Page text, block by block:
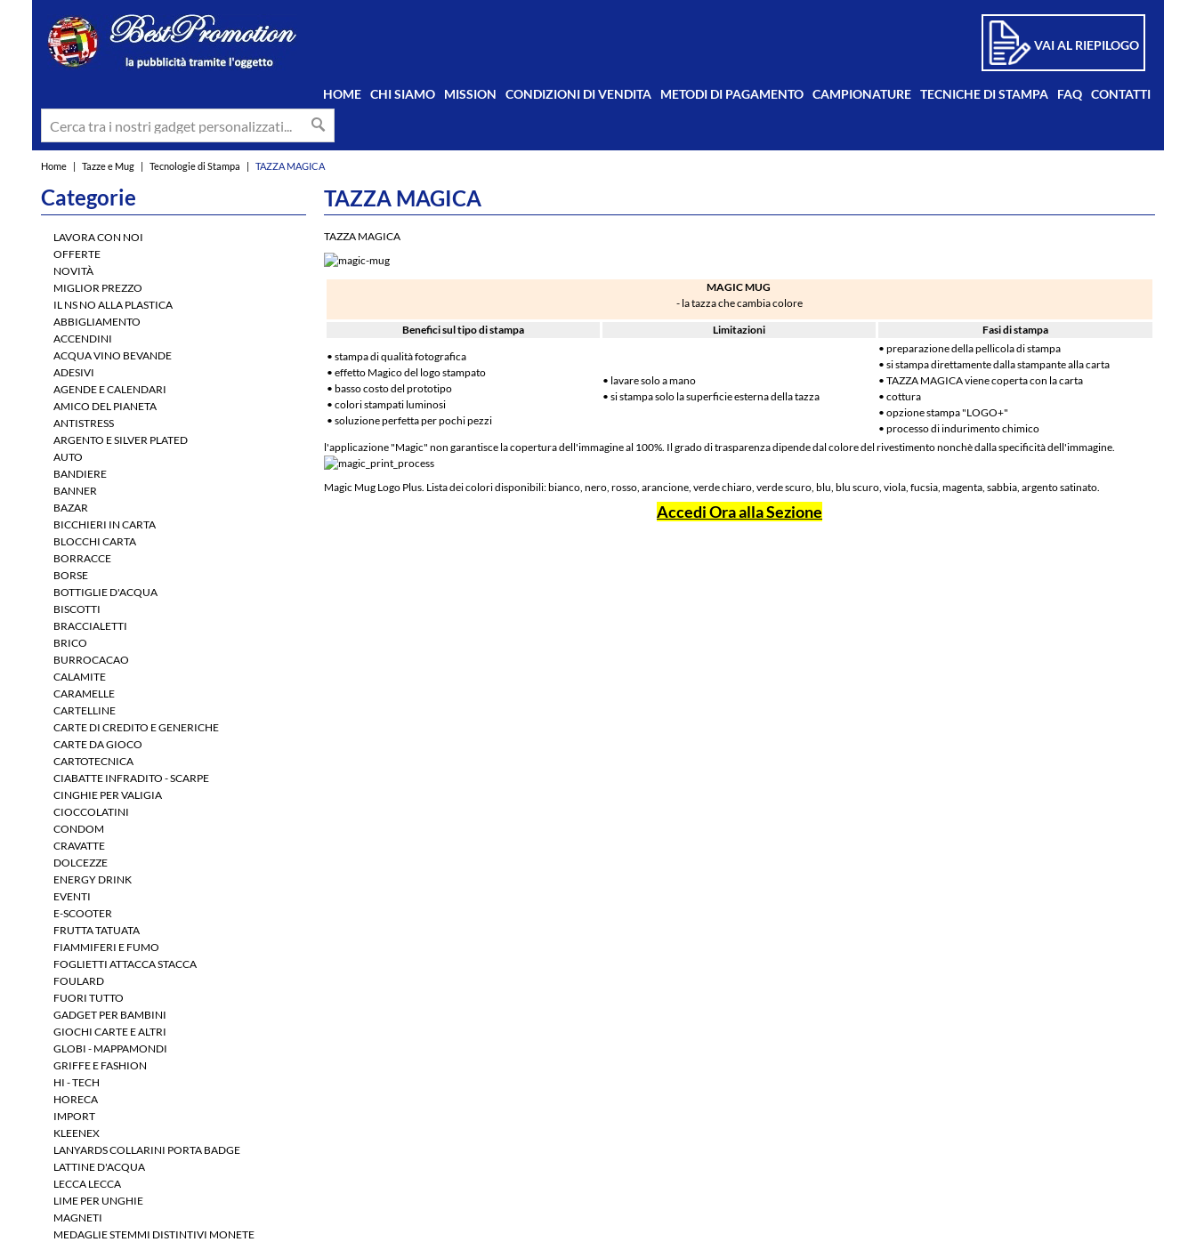
VAI AL RIEPILOGO
HOME CHI SIAMO MISSION CONDIZIONI DI VENDITA METODI DI PAGAMENTO CAMPIONATURE TECNICHE DI STAMPA FAQ CONTATTI
Home | Tazze e Mug | Tecnologie di Stampa | TAZZA MAGICA
TAZZA MAGICA
TAZZA MAGICA
MAGIC MUG
- la tazza che cambia colore
Benefici sul tipo di stampa
Limitazioni
Fasi di stampa
• stampa di qualità fotografica
• effetto Magico del logo stampato
• basso costo del prototipo
• colori stampati luminosi
• soluzione perfetta per pochi pezzi
• lavare solo a mano
• si stampa solo la superficie esterna della tazza
• preparazione della pellicola di stampa
• si stampa direttamente dalla stampante alla carta
• TAZZA MAGICA viene coperta con la carta
• cottura
• opzione stampa "LOGO+"
• processo di indurimento chimico
l'applicazione "Magic" non garantisce la copertura dell'immagine al 100%. Il grado di trasparenza dipende dal colore del rivestimento nonchè dalla specificità dell'immagine.
Magic Mug Logo Plus. Lista dei colori disponibili: bianco, nero, rosso, arancione, verde chiaro, verde scuro, blu, blu scuro, viola, fucsia, magenta, sabbia, argento satinato.
Accedi Ora alla Sezione
Categorie
LAVORA CON NOI
OFFERTE
NOVITÀ
MIGLIOR PREZZO
IL NS NO ALLA PLASTICA
ABBIGLIAMENTO
ACCENDINI
ACQUA VINO BEVANDE
ADESIVI
AGENDE E CALENDARI
AMICO DEL PIANETA
ANTISTRESS
ARGENTO E SILVER PLATED
AUTO
BANDIERE
BANNER
BAZAR
BICCHIERI IN CARTA
BLOCCHI CARTA
BORRACCE
BORSE
BOTTIGLIE D'ACQUA
BISCOTTI
BRACCIALETTI
BRICO
BURROCACAO
CALAMITE
CARAMELLE
CARTELLINE
CARTE DI CREDITO E GENERICHE
CARTE DA GIOCO
CARTOTECNICA
CIABATTE INFRADITO - SCARPE
CINGHIE PER VALIGIA
CIOCCOLATINI
CONDOM
CRAVATTE
DOLCEZZE
ENERGY DRINK
EVENTI
E-SCOOTER
FRUTTA TATUATA
FIAMMIFERI E FUMO
FOGLIETTI ATTACCA STACCA
FOULARD
FUORI TUTTO
GADGET PER BAMBINI
GIOCHI CARTE E ALTRI
GLOBI - MAPPAMONDI
GRIFFE E FASHION
HI - TECH
HORECA
IMPORT
KLEENEX
LANYARDS COLLARINI PORTA BADGE
LATTINE D'ACQUA
LECCA LECCA
LIME PER UNGHIE
MAGNETI
MEDAGLIE STEMMI DISTINTIVI MONETE